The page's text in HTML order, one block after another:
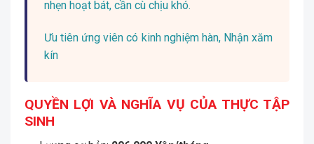
nhẹn hoạt bát, cần cù chịu khó.
Ưu tiên ứng viên có kinh nghiệm hàn, Nhận xăm
kín
QUYỀN LỢI VÀ NGHĨA VỤ CỦA THỰC TẬP
SINH